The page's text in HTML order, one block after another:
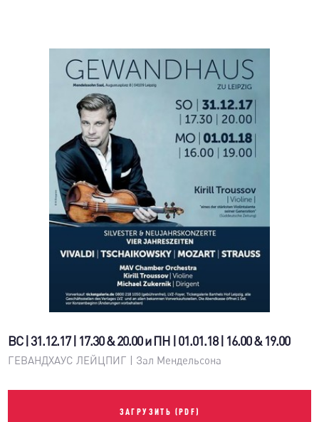
ВС | 31.12.17 | 17.30 & 20.00 и ПН | 01.01.18 | 16.00 & 19.00
ГЕВАНДХАУС ЛЕЙЦПИГ | Зал Мендельсона
ЗАГРУЗИТЬ (PDF)